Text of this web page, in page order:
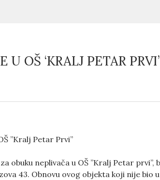
OŠ ‘KRALJ PETAR PRVI’
”Kralj Petar Prvi”
obuku neplivača u OŠ ”Kralj Petar
43. Obnovu ovog objekta koji nije